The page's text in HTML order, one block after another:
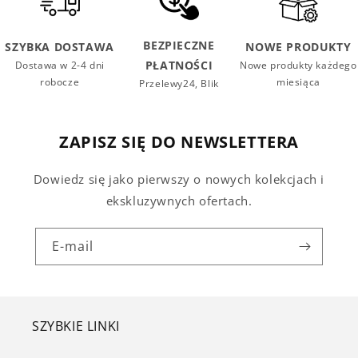
SZYBKA DOSTAWA
Dostawa w 2-4 dni
robocze
BEZPIECZNE
PŁATNOŚCI
Przelewy24, Blik
NOWE PRODUKTY
Nowe produkty każdego
miesiąca
ZAPISZ SIĘ DO NEWSLETTERA
Dowiedz się jako pierwszy o nowych kolekcjach i
ekskluzywnych ofertach.
E-mail
SZYBKIE LINKI